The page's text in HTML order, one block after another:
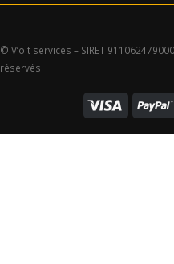
© V’olt services – SIRET
réservés